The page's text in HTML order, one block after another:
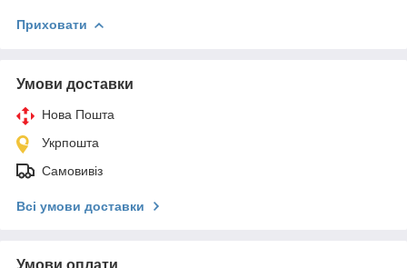
Приховати
Умови доставки
Нова Пошта
Укрпошта
Самовивіз
Всі умови доставки
Умови оплати